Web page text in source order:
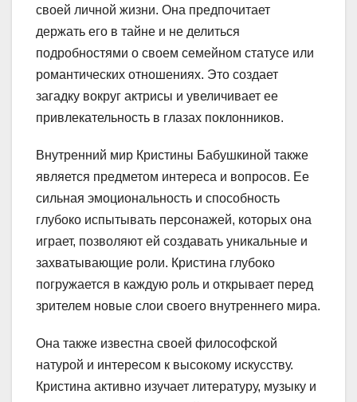
своей личной жизни. Она предпочитает
держать его в тайне и не делиться
подробностями о своем семейном статусе или
романтических отношениях. Это создает
загадку вокруг актрисы и увеличивает ее
привлекательность в глазах поклонников.
Внутренний мир Кристины Бабушкиной также
является предметом интереса и вопросов. Ее
сильная эмоциональность и способность
глубоко испытывать персонажей, которых она
играет, позволяют ей создавать уникальные и
захватывающие роли. Кристина глубоко
погружается в каждую роль и открывает перед
зрителем новые слои своего внутреннего мира.
Она также известна своей философской
натурой и интересом к высокому искусству.
Кристина активно изучает литературу, музыку и